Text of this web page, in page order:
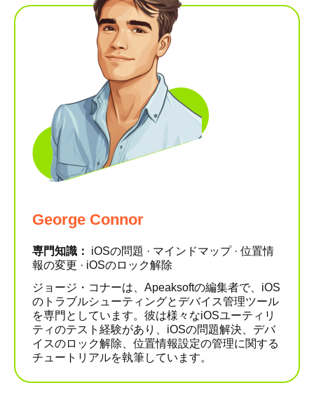
George Connor
専門知識： iOSの問題 · マインドマップ · 位置情
報の変更 · iOSのロック解除
ジョージ・コナーは、Apeaksoftの編集者で、iOS
のトラブルシューティングとデバイス管理ツール
を専門としています。彼は様々なiOSユーティリ
ティのテスト経験があり、iOSの問題解決、デバ
イスのロック解除、位置情報設定の管理に関する
チュートリアルを執筆しています。